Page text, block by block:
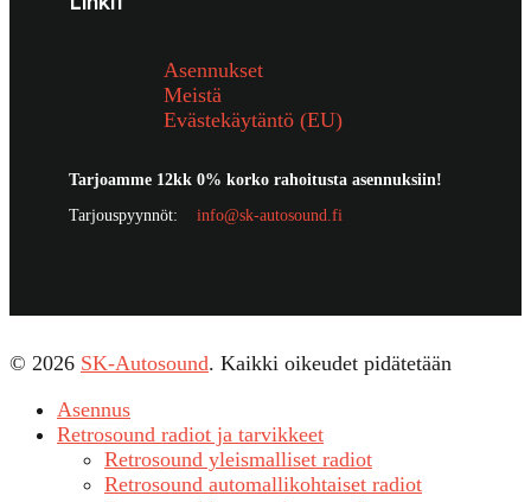
Asennukset
Meistä
Evästekäytäntö (EU)
Tarjoamme 12kk 0% korko rahoitusta asennuksiin!
Tarjouspyynnöt: info@sk-autosound.fi
© 2026 SK-Autosound. Kaikki oikeudet pidätetään
Asennus
Retrosound radiot ja tarvikkeet
Retrosound yleismalliset radiot
Retrosound automallikohtaiset radiot